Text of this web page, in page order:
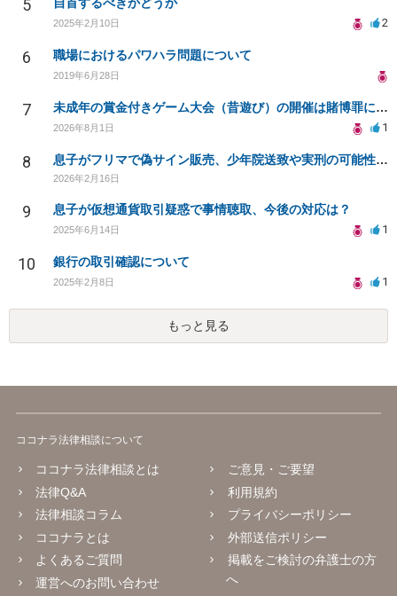
5
2025年2月10日 2
6 職場におけるパワハラ問題について
2019年6月28日
7 未成年の賞金付きゲーム大会（昔遊び）の開催は賭博罪になりますか？
2026年8月1日 1
8 息子がフリマで偽サイン販売、少年院送致や実刑の可能性は？
2026年2月16日
9 息子が仮想通貨取引疑惑で事情聴取、今後の対応は？
2025年6月14日 1
10 銀行の取引確認について
2025年2月8日 1
もっと見る
ココナラ法律相談について
ココナラ法律相談とは
法律Q&A
法律相談コラム
ココナラとは
よくあるご質問
運営へのお問い合わせ
ご意見・ご要望
利用規約
プライバシーポリシー
外部送信ポリシー
掲載をご検討の弁護士の方
へ